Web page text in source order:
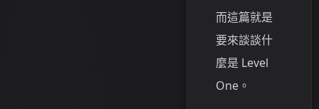
而這篇就是
要來談談什
麼是 Level
One。